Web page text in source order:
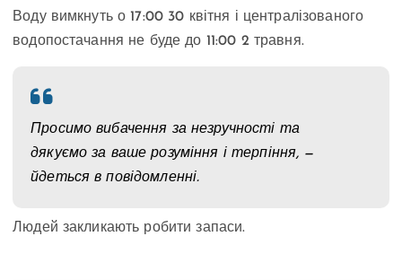
Воду вимкнуть о 17:00 30 квітня і централізованого
водопостачання не буде до 11:00 2 травня.
Просимо вибачення за незручності та
дякуємо за ваше розуміння і терпіння, —
йдеться в повідомленні.
Людей закликають робити запаси.